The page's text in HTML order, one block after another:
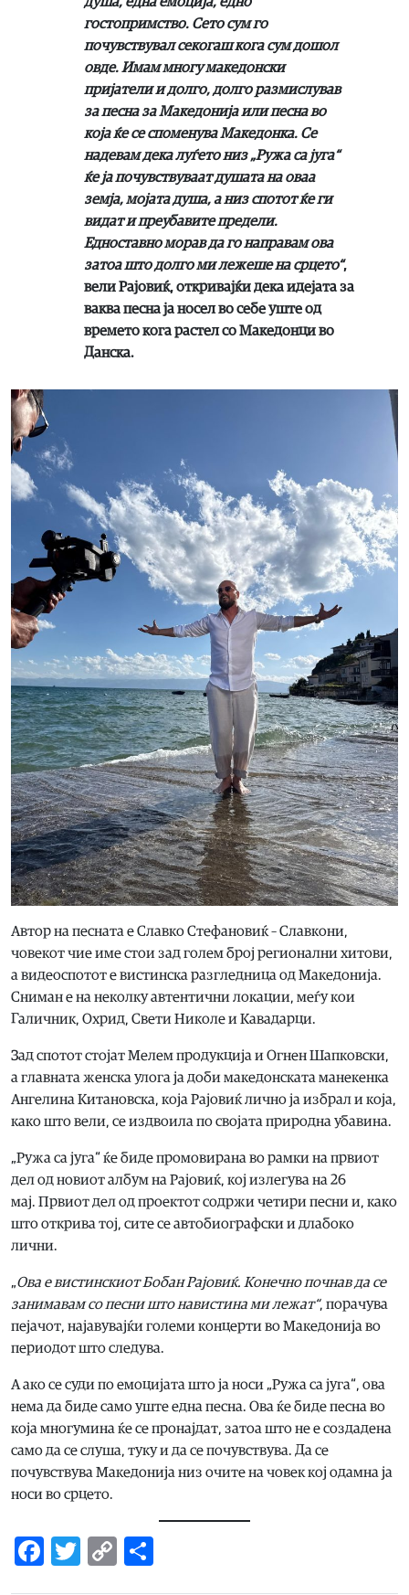
гостопримство. Сето сум го
почувствувал секогаш кога сум дошол
овде. Имам многу македонски
пријатели и долго, долго размислував
за песна за Македонија или песна во
која ќе се споменува Македонка. Се
надевам дека луѓето низ „Ружа са југа“
ќе ја почувствуваат душата на оваа
земја, мојата душа, а низ спотот ќе ги
видат и преубавите предели.
Едноставно морав да го направам ова
затоа што долго ми лежеше на срцето“,
вели Рајовиќ, откривајќи дека идејата за
ваква песна ја носел во себе уште од
времето кога растел со Македонци во
Данска.
Автор на песната е Славко Стефановиќ – Славкони,
човекот чие име стои зад голем број регионални хитови,
а видеоспотот е вистинска разгледница од Македонија.
Сниман е на неколку автентични локации, меѓу кои
Галичник, Охрид, Свети Николе и Кавадарци.
Зад спотот стојат Мелем продукција и Огнен Шапковски,
а главната женска улога ја доби македонската манекенка
Ангелина Китановска, која Рајовиќ лично ја избрал и која,
како што вели, се издвоила по својата природна убавина.
„Ружа са југа“ ќе биде промовирана во рамки на првиот
дел од новиот албум на Рајовиќ, кој излегува на 26
мај. Првиот дел од проектот содржи четири песни и, како
што открива тој, сите се автобиографски и длабоко
лични.
„Ова е вистинскиот Бобан Рајовиќ. Конечно почнав да се
занимавам со песни што навистина ми лежат“, порачува
пејачот, најавувајќи големи концерти во Македонија во
периодот што следува.
А ако се суди по емоцијата што ја носи „Ружа са југа“, ова
нема да биде само уште една песна. Ова ќе биде песна во
која многумина ќе се пронајдат, затоа што не е создадена
само да се слуша, туку и да се почувствува. Да се
почувствува Македонија низ очите на човек кој одамна ја
носи во срцето.
Facebook
Twitter
Copy